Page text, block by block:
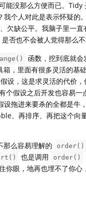
没那么方便而已。Tidy
个人对此是表示怀疑的
欠缺公平。我脑子里一
否也不会被人觉得那么不
函数，挖到底就会
箱，里面有很多灵活的基
设，这是求灵活的代价
个假设之后开发也容易一
拖进来要杀的全都是牛
、再排序、再把这个向
那么容易理解的 order()
也是调用 order()
你眼，地再也埋不了你心